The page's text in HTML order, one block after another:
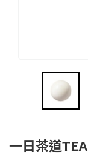
一日茶道
一日
茶事